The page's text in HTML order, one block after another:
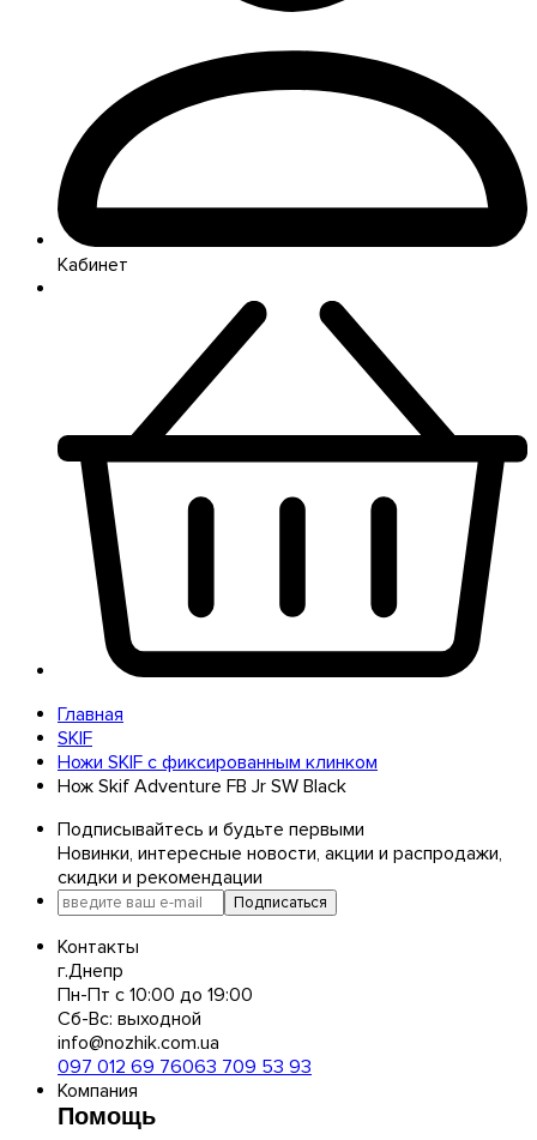
Кабинет
Главная
SKIF
Ножи SKIF с фиксированным клинком
Нож Skif Adventure FB Jr SW Black
Подписывайтесь и будьте первыми
Новинки, интересные новости, акции и распродажи,
скидки и рекомендации
Подписаться
Контакты
г.Днепр
Пн-Пт с 10:00 до 19:00
Сб-Вс: выходной
info@nozhik.com.ua
097 012 69 76063 709 53 93
Компания
Помощь